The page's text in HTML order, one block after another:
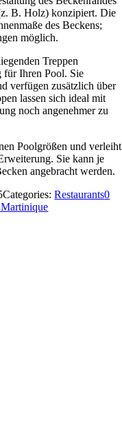
B. Holz) konzipiert. Die
des Beckens;
möglich.
Treppen
für Ihren Pool. Sie
verfügen zusätzlich über
lassen sich ideal mit
noch angenehmer zu
Poolgrößen und verleiht
Sie kann je
angebracht werden.
Categories:Restaurants0